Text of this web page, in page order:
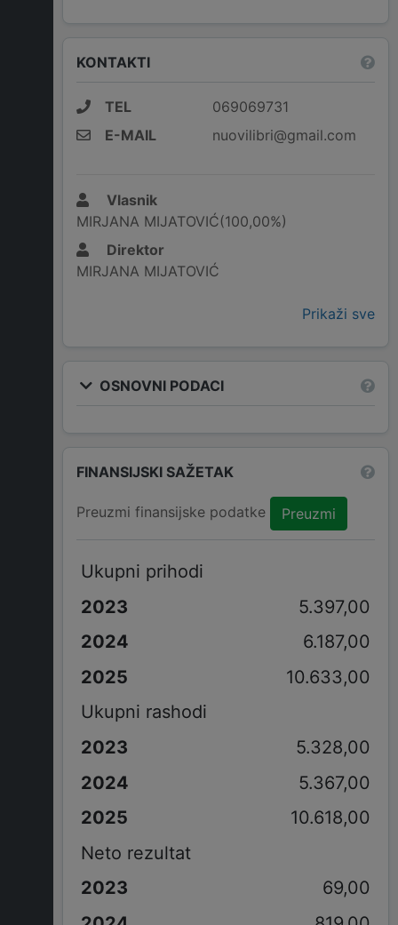
KONTAKTI
TEL
069069731
E-MAIL
nuovilibri@gmail.com
Vlasnik
MIRJANA MIJATOVIĆ(100,00%)
Direktor
MIRJANA MIJATOVIĆ
Prikaži sve
OSNOVNI PODACI
FINANSIJSKI SAŽETAK
Preuzmi finansijske podatke Preuzmi
Ukupni prihodi
5.397,00
6.187,00
10.633,00
Ukupni rashodi
5.328,00
5.367,00
10.618,00
Neto rezultat
69,00